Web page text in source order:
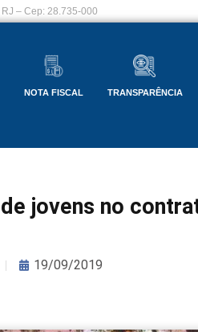
– Cep: 28.735-000
NOTA FISCAL TRANSPARÊNCIA
jovens no
19/09/2019